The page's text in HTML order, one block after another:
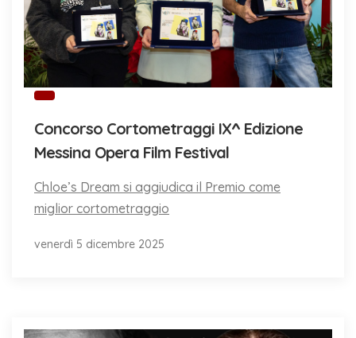
Concorso Cortometraggi IX^ Edizione
Messina Opera Film Festival
Chloe’s Dream si aggiudica il Premio come
miglior cortometraggio
venerdì 5 dicembre 2025